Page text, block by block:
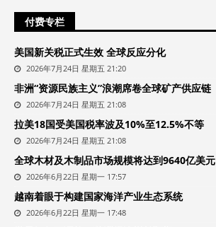
付费专栏
美国新关税正式生效 全球反应分化
2026年7月24日 星期五 21:20
非洲“资源民族主义”浪潮席卷全球矿产供应链
2026年7月24日 星期五 21:08
拉美18国受美国税率波及10%至12.5%不等
2026年7月24日 星期五 21:08
全球木材及木制品市场规模将达到9640亿美元
2026年6月22日 星期一 17:57
越南着眼于构建国家海洋产业生态系统
2026年6月22日 星期一 17:48